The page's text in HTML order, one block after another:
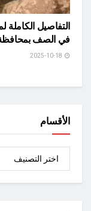
التفاصيل
في الصف بمحافظة
الأقسام
الأقسام